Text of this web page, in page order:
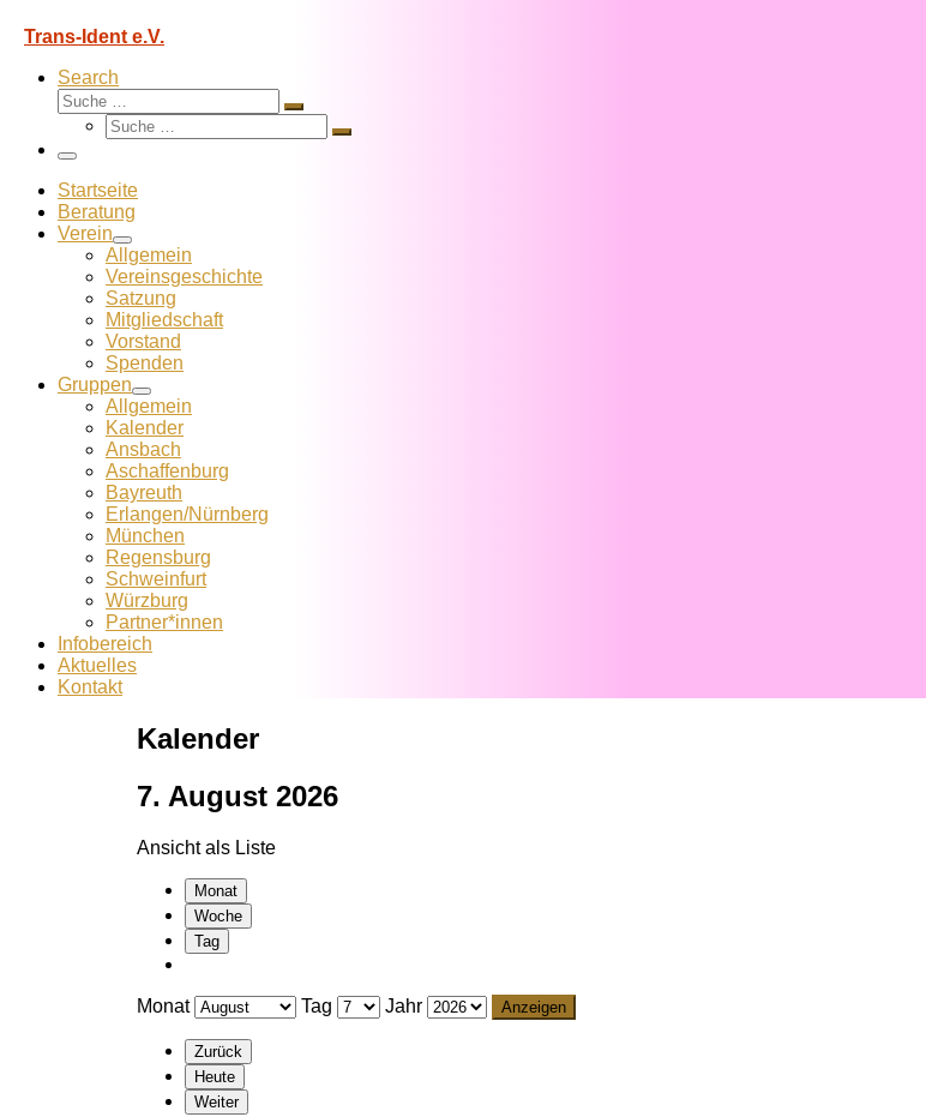
Trans-Ident e.V.
Search
Suche
Suche
Suche
Suche
Menü
Startseite
Beratung
Verein
Allgemein
Vereins­geschichte
Satzung
Mitglied­schaft
Vorstand
Spenden
Gruppen
Allgemein
Kalender
Ansbach
Aschaffenburg
Bayreuth
Erlangen/Nürnberg
München
Regensburg
Schweinfurt
Würzburg
Partner*innen
Infobereich
Aktuelles
Kontakt
Kalender
7. August 2026
Ansicht als Liste
Monat
Woche
Tag
Monat Tag Jahr
Zurück
Heute
Weiter